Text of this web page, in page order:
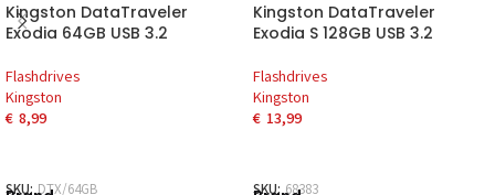
Kingston DataTraveler
Exodia 64GB USB 3.2
Flashdrives
Kingston
€ 8,99
SKU:DTX/64GB
Kingston DataTraveler
Exodia S 128GB USB 3.2
Flashdrives
Kingston
€ 13,99
SKU:68383